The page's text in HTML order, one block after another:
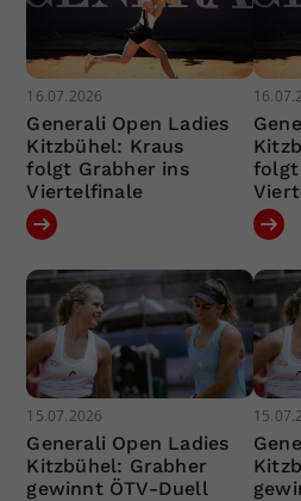
16.07.2026
Generali Open Ladies
Kitzbühel: Kraus
folgt Grabher ins
Viertelfinale
folgt
15.07.2026
Generali Open Ladies
Kitzbühel: Grabher
gewinnt ÖTV-Duell